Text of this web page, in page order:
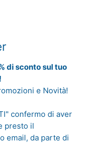
di sconto sul tuo
e Novità!
confermo di aver
presto il
email, da parte di